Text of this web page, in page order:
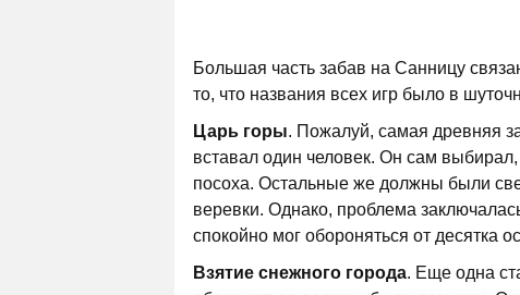
Большая часть забав на Санницу
то, что названия всех игр было в
Царь горы. Пожалуй, самая древняя
вставал один человек. Он сам
посоха. Остальные же должны были
веревки. Однако, проблема
спокойно мог обороняться от десятка
Взятие снежного города. Еще одна